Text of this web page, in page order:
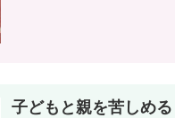
子どもと親を苦しめ